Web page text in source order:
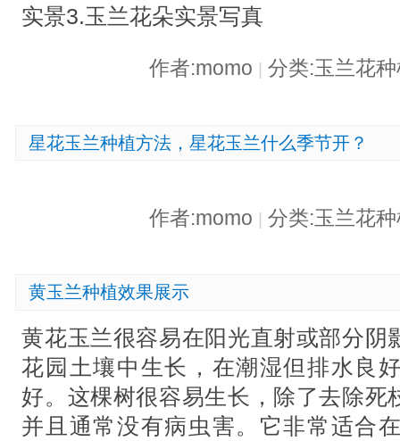
实景3.玉兰花朵实景写真
作者:momo 分类:玉兰花
星花玉兰种植方法，星花玉兰什么季节开？
作者:momo | 分类:玉兰花
黄玉兰种植效果展示
黄花玉兰很容易在阳光直射或部分阴
花园土壤中生长，在潮湿但排水良
好。这棵树很容易生长，除了去除死
并且通常没有病虫害。它非常适合